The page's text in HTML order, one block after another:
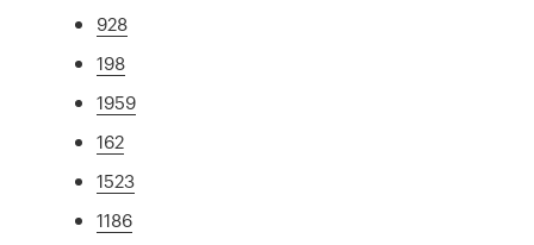
928
198
1959
162
1523
1186